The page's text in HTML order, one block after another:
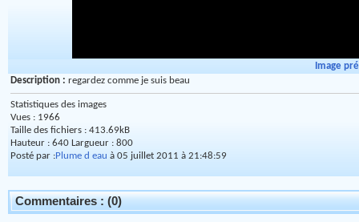
Image
Description : regardez comme je suis beau
Statistiques des images
Vues : 1966
Taille des fichiers : 413.69kB
Hauteur : 640 Largueur : 800
Posté par :Plume d eau à 05 juillet 2011 à 21:48:59
Commentaires : (0)